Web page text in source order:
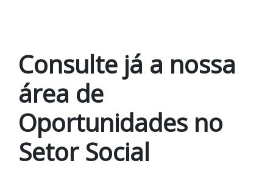
Consulte já a nossa
área de
Oportunidades no
Setor Social